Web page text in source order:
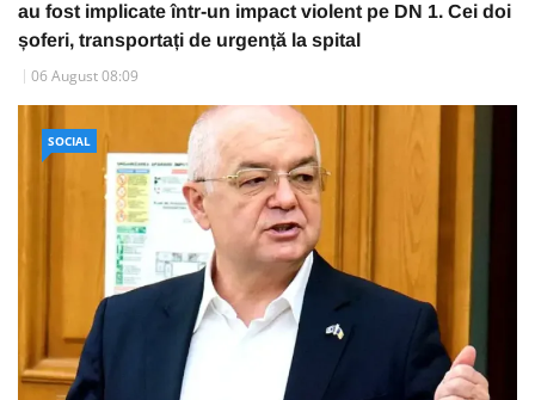
au fost implicate într-un impact violent pe DN 1. Cei doi
șoferi, transportați de urgență la spital
06 August 08:09
SOCIAL